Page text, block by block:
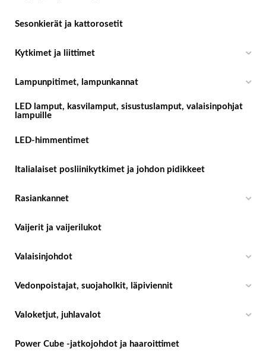
Sesonkierät ja kattorosetit
Kytkimet ja liittimet
Lampunpitimet, lampunkannat
LED lamput, kasvilamput, sisustuslamput, valaisinpohjat
lampuille
LED-himmentimet
Italialaiset posliinikytkimet ja johdon pidikkeet
Rasiankannet
Vaijerit ja vaijerilukot
Valaisinjohdot
Vedonpoistajat, suojaholkit, läpiviennit
Valoketjut, juhlavalot
Power Cube -jatkojohdot ja haaroittimet